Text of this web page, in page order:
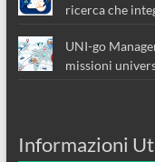
ricerca che
UNI-go
missioni
Informazioni